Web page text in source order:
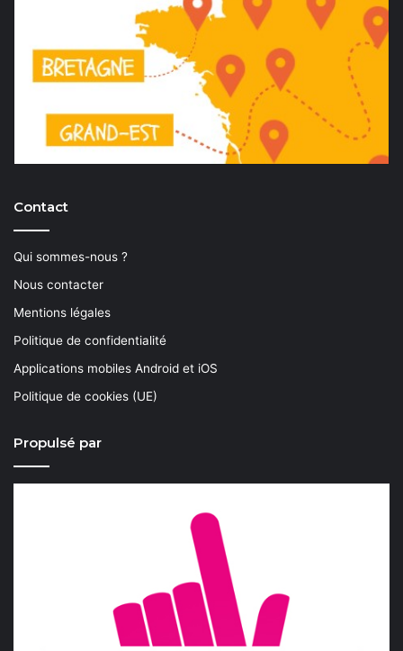
Contact
Qui sommes-nous ?
Nous contacter
Mentions légales
Politique de confidentialité
Applications mobiles Android et iOS
Politique de cookies (UE)
Propulsé par